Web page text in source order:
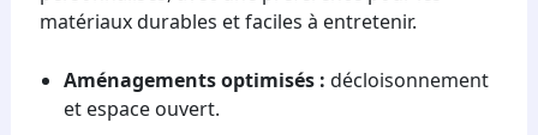
matériaux durables et faciles à entretenir.
Aménagements optimisés : décloisonnement
et espace ouvert.